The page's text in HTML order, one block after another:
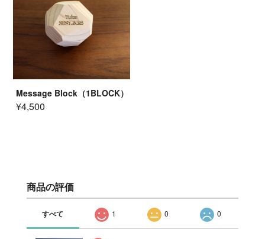
Message Block（1BLOCK）
¥4,500
商品の評価
すべて 1 0 0